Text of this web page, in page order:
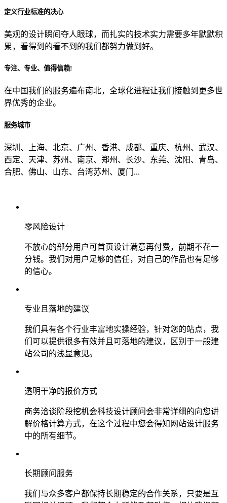
贵公司的团队规模是？
目前主要的营销渠道是？
定义行业标准的决心
美观的设计瞬间夺人眼球，而扎实的技术实力需要多年默默积
累，看得到的看不到的我们都努力做到好。
专注、专业、值得信赖!
在中国我们的服务遍布南北，全球化进程让我们接触到更多世
界优秀的企业。
服务城市
深圳、上海、北京、广州、香港、成都、重庆、杭州、武汉、
西定、天津、苏州、南京、郑州、长沙、东莞、沈阳、青岛、
合肥、佛山、山东、台湾苏州、厦门...
零风险设计
不放心的部分用户可首页设计满意再付费，前期不花一
分钱。我们对用户足够的信任，对自己的作品也有足够
的信心。
专业且落地的建议
我们具有各个行业丰富地实操经验，针对您的站点，我
们可以提供很多有效并且可落地的建议，区别于一般建
站公司的浅显意见。
透明干净的报价方式
商务洽谈阶段挖机会科技设计顾问会非常详细的向您讲
解价格计算方式，在这个过程中您会得知网站设计服务
中的所有细节。
长期顾问服务
我们与众多客户都保持长期稳定的合作关系，只要是互